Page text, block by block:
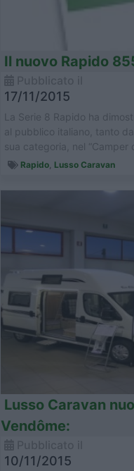
Il nuovo Rapido
17/11/2015
La Serie 8 Rapido ha
al pubblico italiano, tanto
sua categoria, nel “Camper
Rapido Lusso Caravan
Lusso Caravan
Vendôme:
10/11/2015